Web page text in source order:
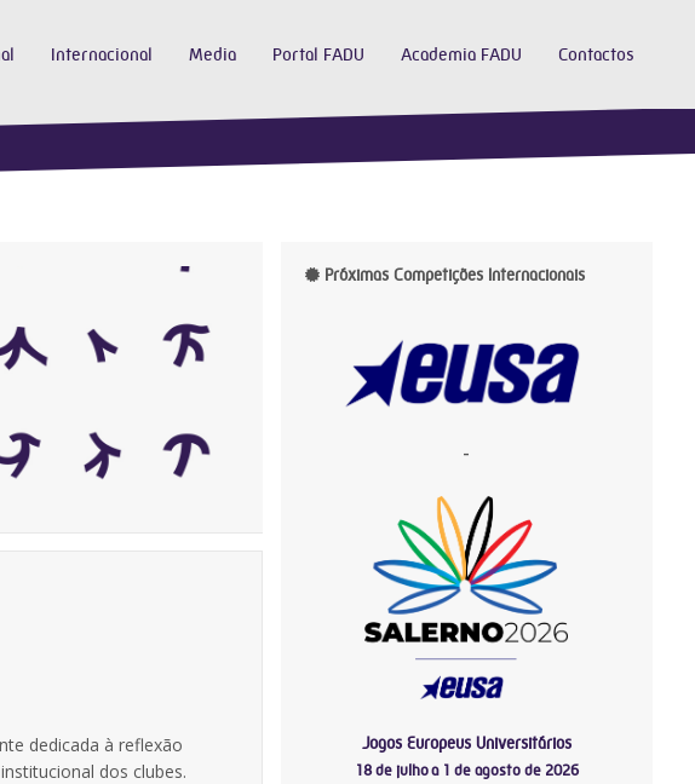
Internacional Media Portal FADU Academia FADU Contactos
dedicada à reflexão
dos clubes.
Próximas Competições Internacionais
-
Jogos Europeus Universitários
18 de julho a 1 de agosto de 2026